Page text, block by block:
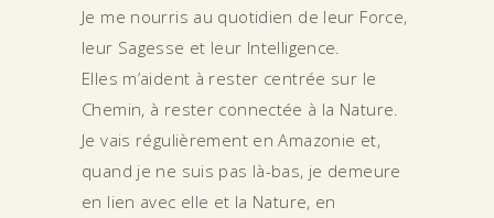
Je me nourris au quotidien de leur Force,
leur Sagesse et leur Intelligence.
Elles m’aident à rester centrée sur le
Chemin, à rester connectée à la Nature.
Je vais régulièrement en Amazonie et,
quand je ne suis pas là-bas, je demeure
en lien avec elle et la Nature, en